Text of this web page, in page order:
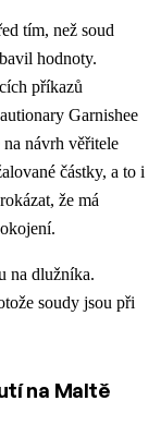
tím, než soud
hodnoty.
příkazů
Garnishee
návrh věřitele
částky, a to i
že má
na dlužníka.
soudy jsou při
na Maltě